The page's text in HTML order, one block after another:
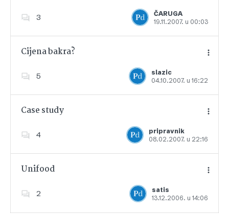
3
ČARUGA
19.11.2007. u 00:03
Dodajte u favorite
Cijena bakra?
5
slazic
04.10.2007. u 16:22
Dodajte u favorite
Case study
4
pripravnik
08.02.2007. u 22:16
Dodajte u favorite
Unifood
2
satis
13.12.2006. u 14:06
Dodajte u favorite